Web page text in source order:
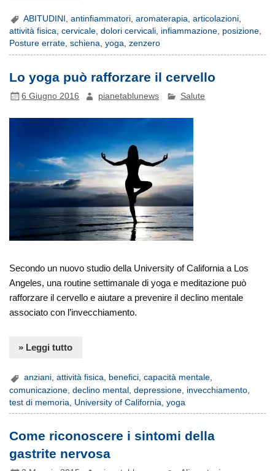
ABITUDINI ,antinfiammatori,aromaterapia,articolazioni,
attività fisica,cervicale,dolori cervicali, infiammazione, posizione,
Posture errate,schiena,yoga,zenzero
Lo yoga può rafforzare il cervello
6 Giugno 2016 pianetablunews Salute
Secondo un nuovo studio della University of California a Los
Angeles, una routine settimanale di yoga e meditazione può
rafforzare il cervello e aiutare a prevenire il declino mentale
associato con l’invecchiamento.
» Leggi tutto
anziani,attività fisica, benefici,capacità mentale,
comunicazione ,declino mental ,depressione invecchiamento
test di memoria
University of California ,yoga
Come riconoscere i sintomi della
gastrite nervosa